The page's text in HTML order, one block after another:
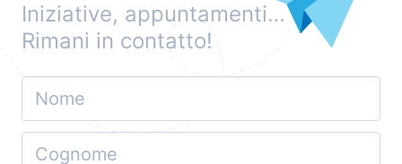
Iniziative, appuntamenti…
Rimani in contatto!